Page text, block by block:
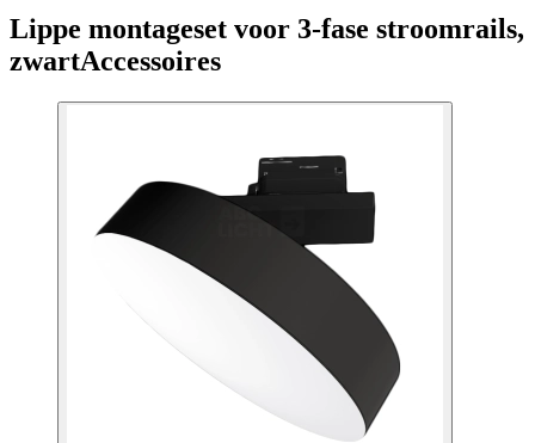
Lippe montageset voor 3-fase stroomrails,
zwartAccessoires